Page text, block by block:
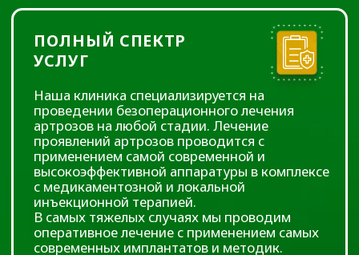
БОЛЬШОЙ
ОПЫТ
Наши врачи обладают большим опытом
безоперационного лечения патологии
опорно-двигательного аппарата и
используют самое лучшее и передовое в
хирургическом подходе.
Наши врачи – оперирующие хирурги
ведущих клиник Тюменской области. Это
профессионалы высочайшего класса и
любящие свою профессию люди.